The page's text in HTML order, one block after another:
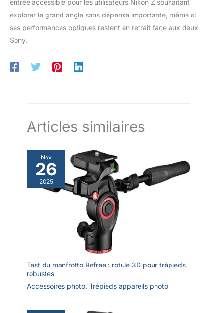
entrée accessible pour les utilisateurs Nikon Z souhaitant
explorer le grand angle sans dépense importante, même si
ses performances optiques restent en retrait face aux deux
Sony.
Articles similaires
Nov
26
2025
Test du manfrotto Befree : rotule 3D pour trépieds
robustes
Accessoires photo, Trépieds appareils photo